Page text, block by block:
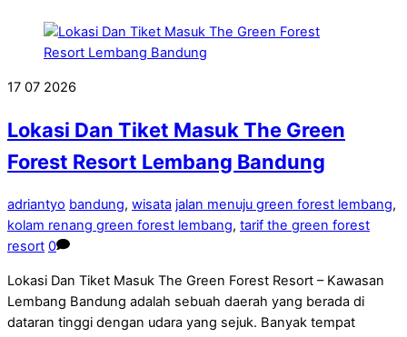
17 07 2026
Lokasi Dan Tiket Masuk The Green
Forest Resort Lembang Bandung
adriantyo bandung, wisata jalan menuju green forest lembang,
kolam renang green forest lembang, tarif the green forest
resort 0
Lokasi Dan Tiket Masuk The Green Forest Resort – Kawasan
Lembang Bandung adalah sebuah daerah yang berada di
dataran tinggi dengan udara yang sejuk. Banyak tempat